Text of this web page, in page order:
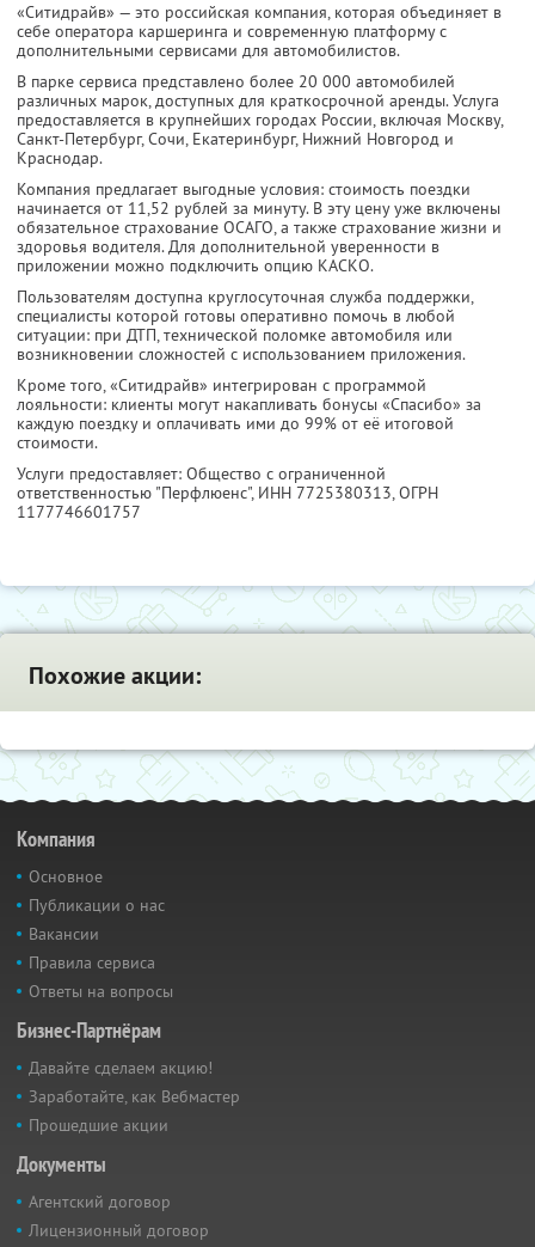
«Ситидрайв» — это российская компания, которая объединяет в
себе оператора каршеринга и современную платформу с
дополнительными сервисами для автомобилистов.
В парке сервиса представлено более 20 000 автомобилей
различных марок, доступных для краткосрочной аренды. Услуга
предоставляется в крупнейших городах России, включая Москву,
Санкт-Петербург, Сочи, Екатеринбург, Нижний Новгород и
Краснодар.
Компания предлагает выгодные условия: стоимость поездки
начинается от 11,52 рублей за минуту. В эту цену уже включены
обязательное страхование ОСАГО, а также страхование жизни и
здоровья водителя. Для дополнительной уверенности в
приложении можно подключить опцию КАСКО.
Пользователям доступна круглосуточная служба поддержки,
специалисты которой готовы оперативно помочь в любой
ситуации: при ДТП, технической поломке автомобиля или
возникновении сложностей с использованием приложения.
Кроме того, «Ситидрайв» интегрирован с программой
лояльности: клиенты могут накапливать бонусы «Спасибо» за
каждую поездку и оплачивать ими до 99% от её итоговой
стоимости.
Услуги предоставляет: Общество с ограниченной
ответственностью "Перфлюенс", ИНН 7725380313, ОГРН
1177746601757
Похожие акции:
Компания
Основное
Публикации о нас
Вакансии
Правила сервиса
Ответы на вопросы
Бизнес-Партнёрам
Давайте сделаем акцию!
Заработайте, как Вебмастер
Прошедшие акции
Документы
Агентский договор
Лицензионный договор